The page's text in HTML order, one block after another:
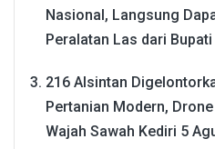
Nasional, Langsung
Peralatan Las dari Bupati
216 Alsintan
Pertanian Modern,
Wajah Sawah Kediri 5